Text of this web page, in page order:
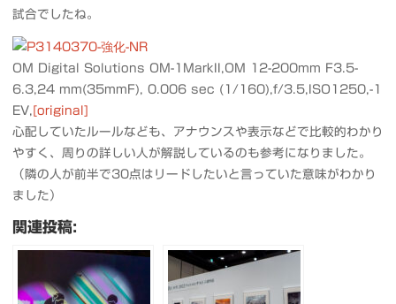
試合でしたね。
OM Digital Solutions OM-1MarkII,OM 12-200mm F3.5-
6.3,24 mm(35mmF), 0.006 sec (1/160),f/3.5,ISO1250,-1
EV, [original]
心配していたルールなども、アナウンスや表示などで比較的わかり
やすく、周りの詳しい人が解説しているのも参考になりました。
（隣の人が前半で30点はリードしたいと言っていた意味がわかり
ました）
関連投稿: